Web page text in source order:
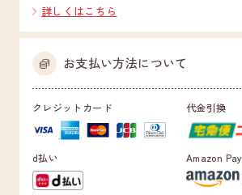
詳しくはこちら
お支払い方法について
クレジットカード 代金引換
d払い Amazon Pay